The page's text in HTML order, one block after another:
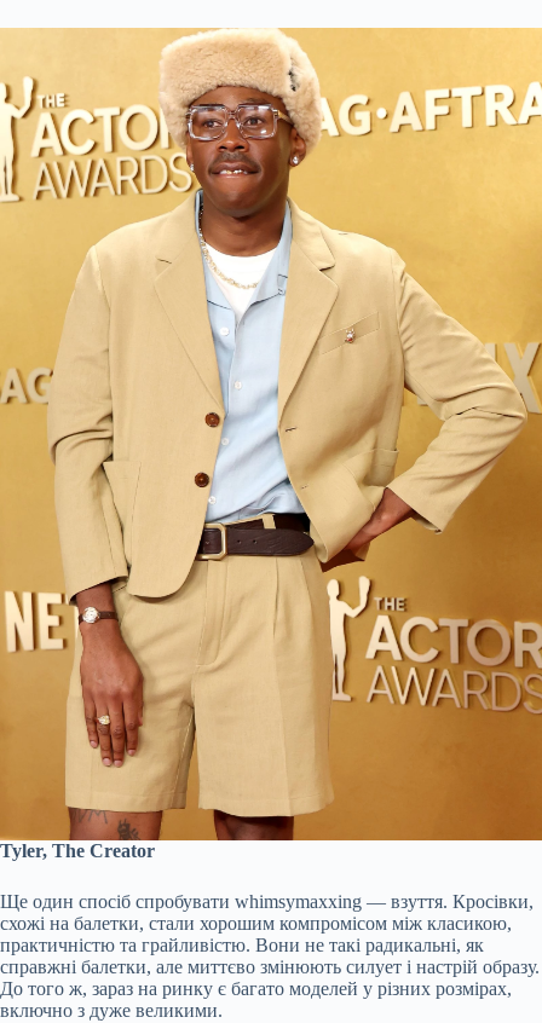
Tyler, The Creator
Ще один спосіб спробувати whimsymaxxing — взуття. Кросівки,
схожі на балетки, стали хорошим компромісом між класикою,
практичністю та грайливістю. Вони не такі радикальні, як
справжні балетки, але миттєво змінюють силует і настрій образу.
До того ж, зараз на ринку є багато моделей у різних розмірах,
включно з дуже великими.